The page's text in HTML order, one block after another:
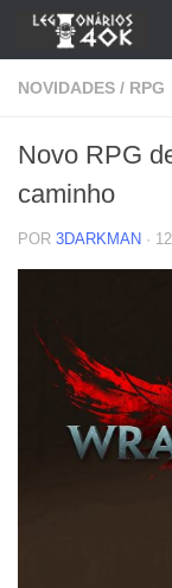
Skip to content
NOVIDADES / RPG
Novo RPG
caminho
POR 3DARKMAN ·